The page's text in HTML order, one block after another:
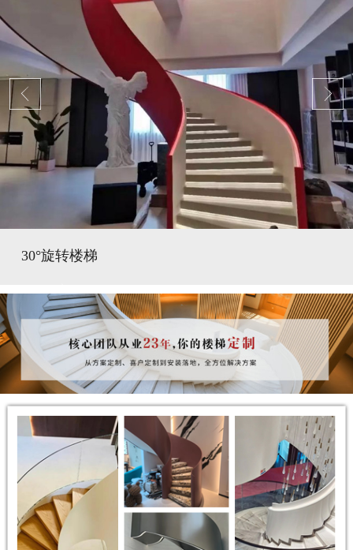
30°旋转楼梯